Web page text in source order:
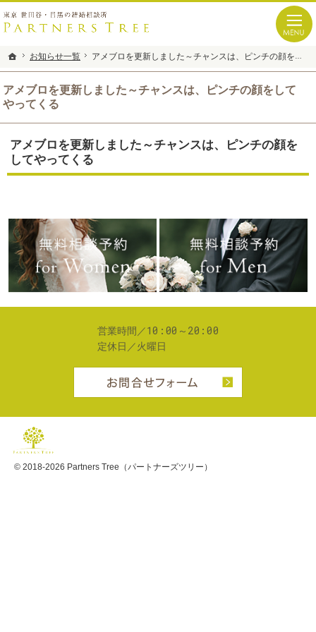
ホーム
お知らせ一覧 アメブロを更新しました～チャンスは、ピンチの顔をしてやってくる
アメブロを更新しました～チャンスは、ピンチの顔をして
やってくる
仲間、家族のように寄り添う。東京 世田谷・目黒の結婚相談所なら当相談所へ。
世田谷・目黒の結婚相談所なら、あなたの出会いを誠心誠意サポート｜Partners
アメブロを更新しました～チャンスは、ピンチの顔を
してやってくる
ホーム
お知らせ一覧 アメブロを更新しました～チャンスは、ピンチの顔をしてやってくる
営業時間／10:00～20:00
定休日／火曜日
© 2018-2026 Partners Tree（パートナーズツリー）